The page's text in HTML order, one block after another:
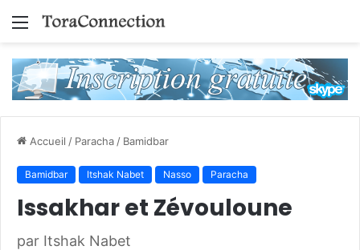
Menu
Accueil / Paracha / Bamidbar
Bamidbar Itshak Nabet Nasso Paracha
Issakhar et Zévouloune
par Itshak Nabet